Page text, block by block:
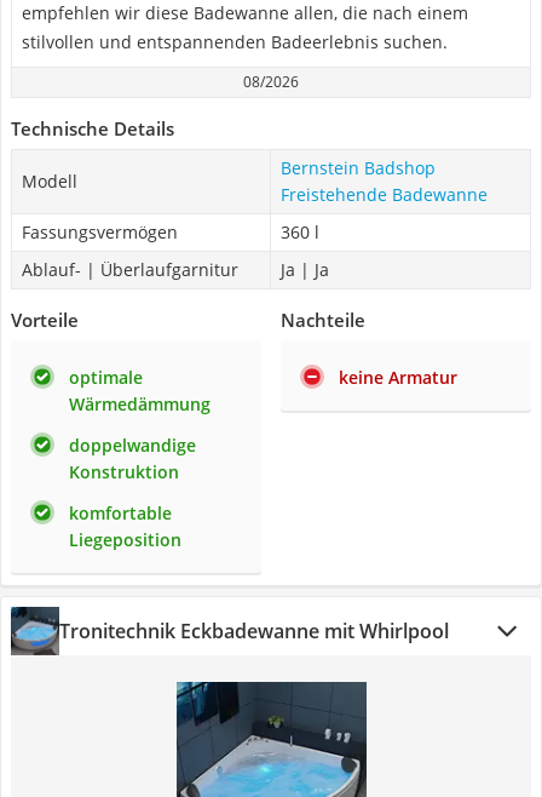
empfehlen wir diese Badewanne allen, die nach einem
stilvollen und entspannenden Badeerlebnis suchen.
08/2026
Technische Details
Modell
Bernstein Badshop
Freistehende Badewanne
Fassungsvermögen
360 l
Ablauf- | Überlaufgarnitur
Ja | Ja
Vorteile
optimale
Wärmedämmung
doppelwandige
Konstruktion
komfortable
Liegeposition
Nachteile
keine Armatur
Tronitechnik Eckbadewanne mit Whirlpool